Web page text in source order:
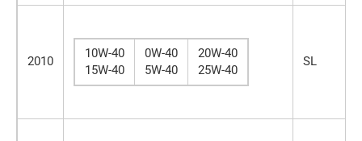
2010
10W-40
15W-40
0W-40
5W-40
20W-40
25W-40
SL